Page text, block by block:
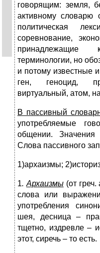
говорящим: земля,
активному слова­рю
политическая
соревнование,
принадле­жащие
терминологии, но
и потому известные
ген, геноцид,
виртуальный, атом,
В пассивный
употребляемые
общении.
Слова пассивного
1)архаизмы;
1. Архаизмы(от греч.
слова или
употребления
шея, десница –
тщетно, издревле –
этот, сиречь – то есть.